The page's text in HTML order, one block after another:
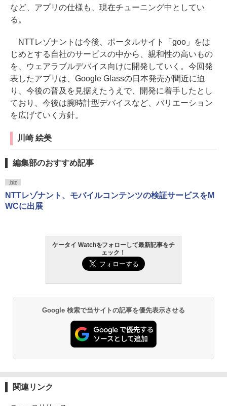
など、アプリの仕様も、現在チューニング中としてい
る。
NTTレゾナントは今後、ポータルサイト「goo」をは
じめとする自社のサービスの中から、親和性の高いもの
を、ウェアラブルデバイス向けに開発していく。今回発
表したアプリは、Google Glassの日本発売が間近に迫
り、今後の普及を見据えたうえで、開発に着手したとし
ており、今後は腕時計型デバイスなど、バリエーション
を広げていく方針。
川崎 絵美
編集部のおすすめ記事
.biz
NTTレゾナント、モバイルコンテンツの検証サービスをM
WCに出展
ケータイ Watchをフォローして最新記事をチ
ェック！
Google 検索で当サイトの記事を優先表示させる
関連リンク